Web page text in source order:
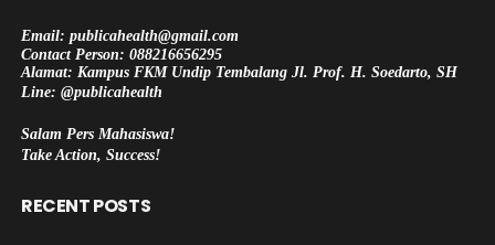
Email: publicahealth@gmail.com
Contact Person: 088216656295
Alamat: Kampus FKM Undip Tembalang Jl. Prof. H. Soedarto, SH
Line: @publicahealth
Salam Pers Mahasiswa!
Take Action, Success!
RECENT POSTS